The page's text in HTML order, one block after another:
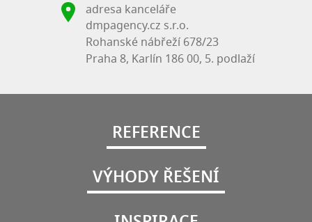
adresa kanceláře
dmpagency.cz s.r.o.
Rohanské nábřeží 678/23
Praha 8, Karlín 186 00, 5. podlaží
REFERENCE
VÝHODY ŘEŠENÍ